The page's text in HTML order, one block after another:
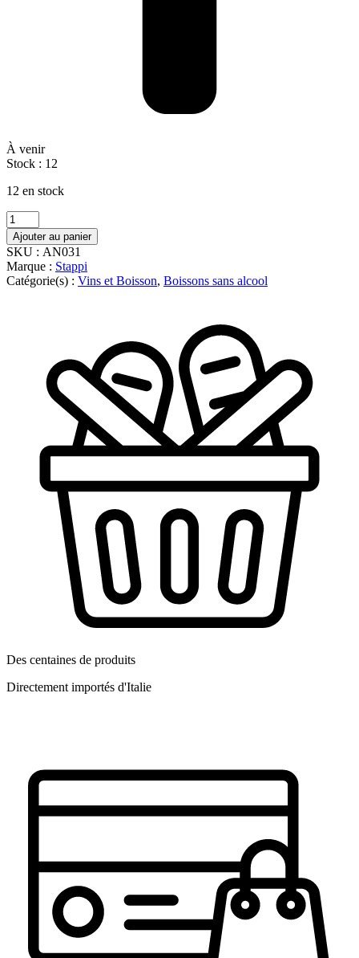
À venir
Stock : 12
12 en stock
quantité
de
GASSOSA
STAPPI
20CL/4
Ajouter au panier
SKU : AN031
Marque : Stappi
Catégorie(s) : Vins et Boisson, Boissons sans alcool
Des centaines de produits
Directement importés d'Italie